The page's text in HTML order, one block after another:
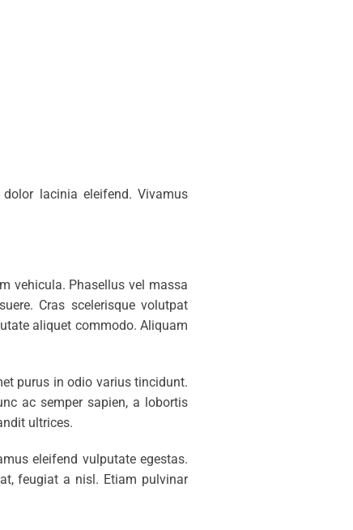
lacinia eleifend. Vivamus
vehicula. Phasellus vel massa
Cras scelerisque volutpat
aliquet commodo. Aliquam
purus in odio varius tincidunt.
ac semper sapien, a lobortis
ultrices.
eleifend vulputate egestas.
feugiat a nisl. Etiam pulvinar